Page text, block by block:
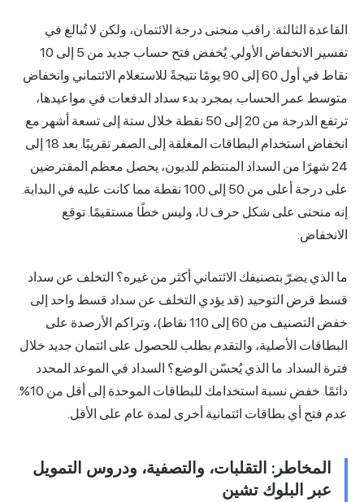
الثالثة: راقب منحنى درجة الائتمان، ولكن لا تُبالغ في
تفسير الانخفاض الأولي. يُخفض فتح حساب جديد من 5 إلى 10
نقاط في أول 60 إلى 90 يومًا نتيجةً للاستعلام الائتماني وانخفاض
الحساب. بمجرد بدء سداد الدفعات في مواعيدها،
ترتفع الدرجة من 20 إلى 50 نقطة خلال ستة إلى تسعة أشهر مع
انخفاض استخدام البطاقات المغلقة إلى الصفر تقريبًا. بعد 18 إلى
من السداد المنتظم للديون، يحصل معظم المقترضين
على درجة أعلى من 50 إلى 100 نقطة مما كانت عليه في البداية.
إنه منحنى على شكل حرف U، وليس خطًا مستقيمًا. توقع
يضرّ بتصنيفك الائتماني أكثر من غيره؟ التخلف عن سداد
التوحيد (قد يؤدي التخلف عن سداد قسط واحد إلى
خفض التصنيف من 60 إلى 110 نقاط)، وتراكم الأرصدة على
الأصلية، والتقدم بطلب للحصول على ائتمان جديد خلال
ما الذي يُحسّن الوضع؟ السداد في الموعد المحدد
دائمًا. خفض نسبة استخدامك للبطاقات الموحدة إلى أقل من 10%.
أي بطاقات ائتمانية أخرى لمدة عام على الأقل.
التقلبات، والتصفية، ودروس التمويل
البلوك تشين